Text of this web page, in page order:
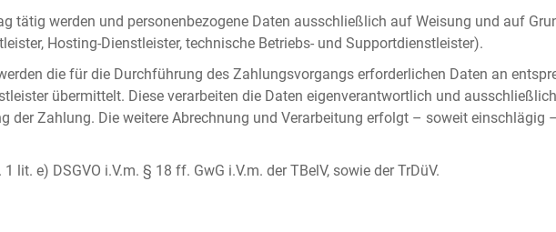
tätig werden und personenbezogene Daten ausschließlich auf Weisung und auf
Hosting-Dienstleister, technische Betriebs- und Supportdienstleister).
die für die Durchführung des Zahlungsvorgangs erforderlichen Daten an
übermittelt. Diese verarbeiten die Daten eigenverantwortlich und
der Zahlung. Die weitere Abrechnung und Verarbeitung erfolgt – soweit einschlägig
lit. e) DSGVO i.V.m. § 18 ff. GwG i.V.m. der TBelV, sowie der TrDüV.